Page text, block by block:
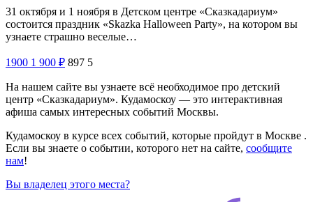
31 октября и 1 ноября в Детском центре «Сказкадариум»
состоится праздник «Skazka Halloween Party», на котором вы
узнаете страшно веселые…
1900 1 900 ₽ 897 5
На нашем сайте вы узнаете всё необходимое про детский
центр «Сказкадариум». Кудамоскоу — это интерактивная
афиша самых интересных событий Москвы.
Кудамоскоу в курсе всех событий, которые пройдут в Москве .
Если вы знаете о событии, которого нет на сайте, сообщите
нам!
Вы владелец этого места?